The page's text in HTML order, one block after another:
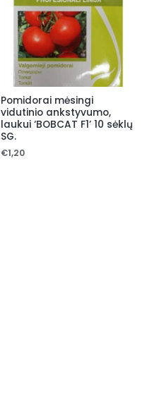
Pomidorai mėsingi
vidutinio ankstyvumo,
laukui ‘BOBCAT F1’ 10 sėklų
SG.
€1,20